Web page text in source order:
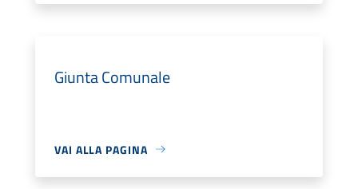
Giunta Comunale
VAI ALLA PAGINA